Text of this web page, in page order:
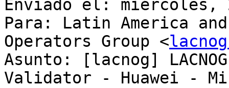
Enviado el: miércoles,
Para: Latin America
Operators Group <
Asunto: [lacnog]
Validator - Huawei -